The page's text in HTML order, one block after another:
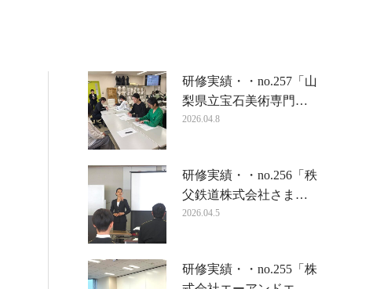
研修実績・・no.257「山
梨県立宝石美術専門…
2026.04.8
研修実績・・no.256「秩
父鉄道株式会社さま…
2026.04.5
研修実績・・no.255「株